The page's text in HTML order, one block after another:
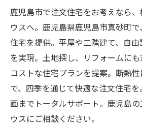
鹿児島市で注文住宅をお考えなら
ウスへ。鹿児島県鹿児島市真砂町
住宅を提供。平屋や二階建て、自
を実現。土地探し、リフォームに
コストな住宅プランを提案。断熱
で、四季を通じて快適な注文住宅
画までトータルサポート。鹿児島
ウスにご相談ください。